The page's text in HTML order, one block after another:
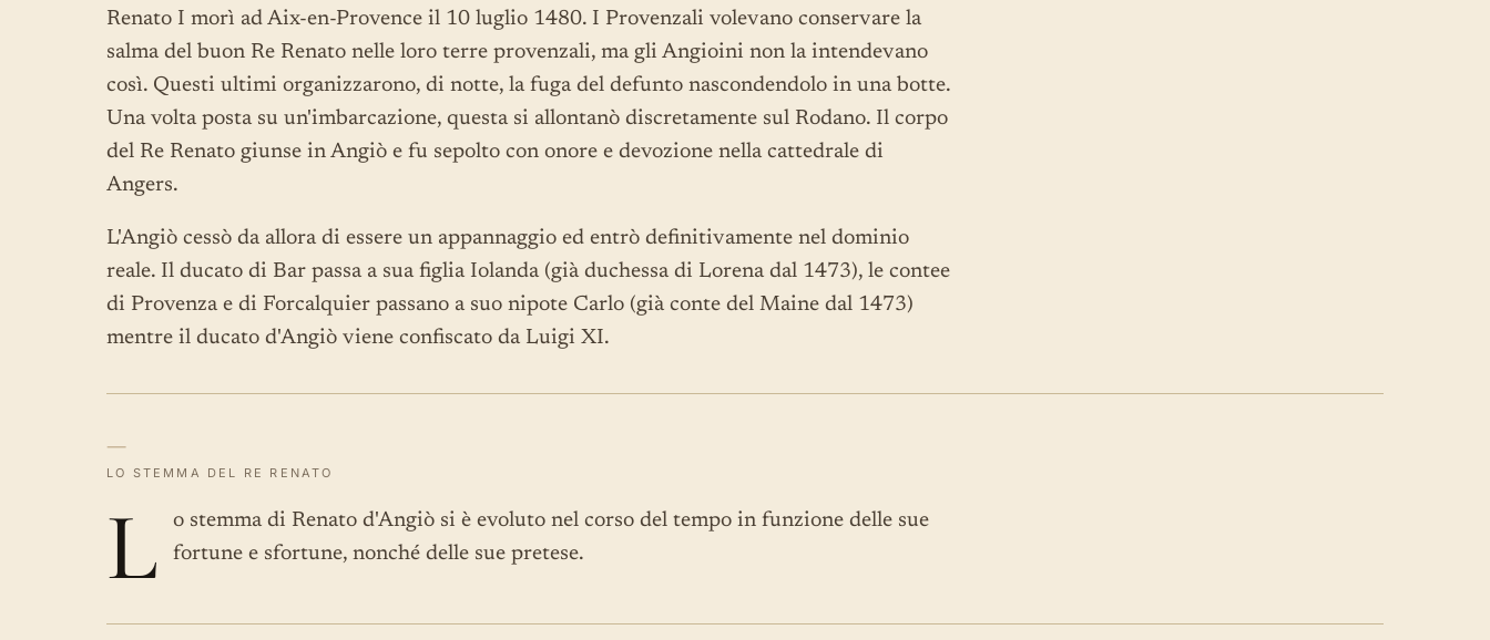
Renato I morì ad Aix-en-Provence il 10 luglio 1480. I Provenzali volevano conservare la
salma del buon Re Renato nelle loro terre provenzali, ma gli Angioini non la intendevano
così. Questi ultimi organizzarono, di notte, la fuga del defunto nascondendolo in una botte.
Una volta posta su un'imbarcazione, questa si allontanò discretamente sul Rodano. Il corpo
del Re Renato giunse in Angiò e fu sepolto con onore e devozione nella cattedrale di
Angers.
L'Angiò cessò da allora di essere un appannaggio ed entrò definitivamente nel dominio
reale. Il ducato di Bar passa a sua figlia Iolanda (già duchessa di Lorena dal 1473), le contee
di Provenza e di Forcalquier passano a suo nipote Carlo (già conte del Maine dal 1473)
mentre il ducato d'Angiò viene confiscato da Luigi XI.
—
LO STEMMA DEL RE RENATO
L
o stemma di Renato d'Angiò si è evoluto nel corso del tempo in funzione delle sue
fortune e sfortune, nonché delle sue pretese.